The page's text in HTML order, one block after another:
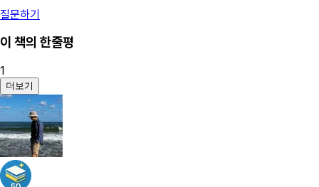
질문하기
이 책의 한줄평
1
더보기